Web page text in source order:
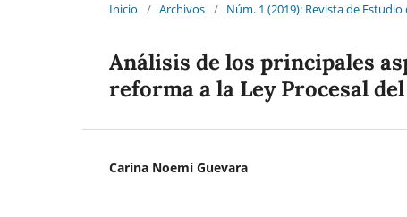
Inicio / Archivos / Núm. 1 (2019): Revista de
Análisis de los principales
reforma a la Ley Procesal
Carina Noemí Guevara